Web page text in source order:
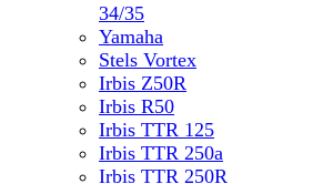
34/35
Yamaha
Stels Vortex
Irbis Z50R
Irbis R50
Irbis TTR 125
Irbis TTR 250a
Irbis TTR 250R